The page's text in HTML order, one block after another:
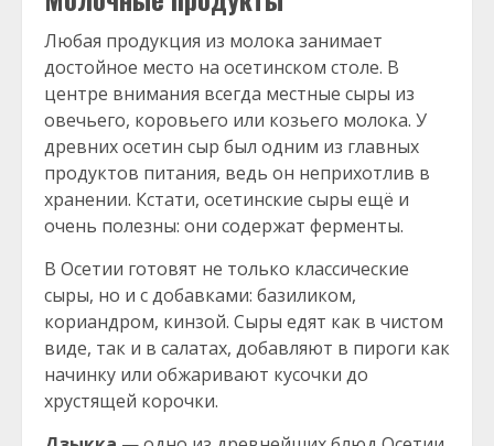
Любая продукция из молока занимает
достойное место на осетинском столе. В
центре внимания всегда местные сыры из
овечьего, коровьего или козьего молока. У
древних осетин сыр был одним из главных
продуктов питания, ведь он неприхотлив в
хранении. Кстати, осетинские сыры ещё и
очень полезны: они содержат ферменты.
В Осетии готовят не только классические
сыры, но и с добавками: базиликом,
кориандром, кинзой. Сыры едят как в чистом
виде, так и в салатах, добавляют в пироги как
начинку или обжаривают кусочки до
хрустящей корочки.